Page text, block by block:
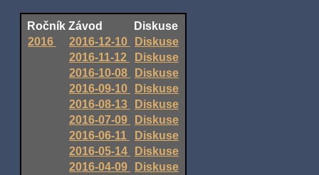
Ročník Závod
Diskuse
2016
2016-12-10
Diskuse
2016-11-12
Diskuse
2016-10-08
Diskuse
2016-09-10
Diskuse
2016-08-13
Diskuse
2016-07-09
Diskuse
2016-06-11
Diskuse
2016-05-14
Diskuse
2016-04-09
Diskuse